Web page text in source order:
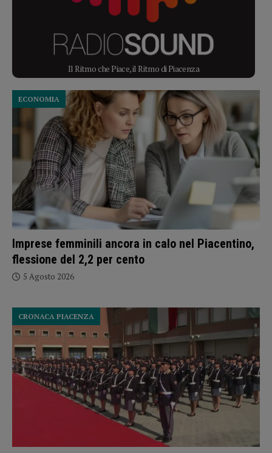
Il Ritmo che Piace, il Ritmo di Piacenza
Imprese femminili ancora in calo nel Piacentino,
flessione del 2,2 per cento
ECONOMIA
5 Agosto 2026
CRONACA PIACENZA